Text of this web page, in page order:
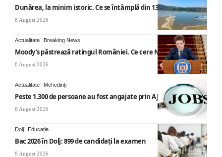
Dunărea, la minim istoric. Ce se întâmplă din 13 august
8 August 2026
Actualitate Breaking News
Moody’s păstrează ratingul României. Ce cere Nicușor Dan
8 August 2026
Actualitate Mehedinți
Peste 1.300 de persoane au fost angajate prin AJOFM Mehedinți
8 August 2026
Dolj Educație
Bac 2026 în Dolj: 899 de candidați la examen
8 August 2026